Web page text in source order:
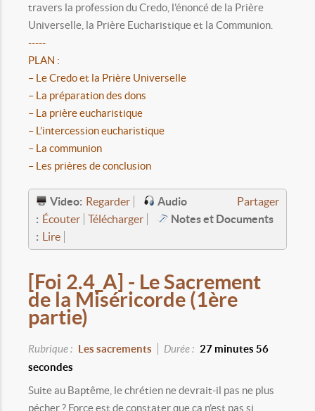
travers la profession du Credo, l’énoncé de la Prière
Universelle, la Prière Eucharistique et la Communion.
-----
PLAN :
– Le Credo et la Prière Universelle
– La préparation des dons
– La prière eucharistique
– L’intercession eucharistique
– La communion
– Les prières de conclusion
Partager
Video: Regarder
Audio
: Écouter Télécharger
Notes et Documents
:
Lire
[Foi 2.4_A] - Le Sacrement
de la Miséricorde (1ère
partie)
Rubrique : Les sacrements Durée : 27 minutes 56
secondes
Suite au Baptême, le chrétien ne devrait-il pas ne plus
pécher ? Force est de constater que ça n’est pas si